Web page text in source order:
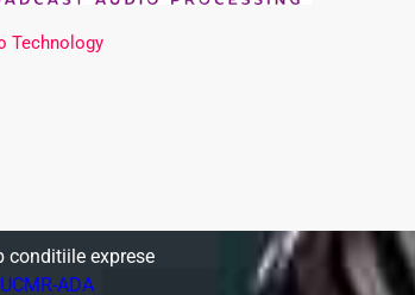
Technology
conditiile exprese
UCMR-ADA